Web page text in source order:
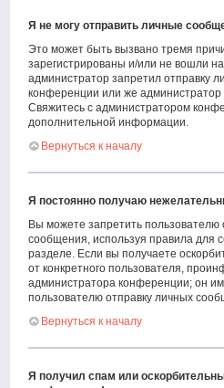
Я не могу отправить личные
Это может быть вызвано тремя
зарегистрированы и/или не вошли
администратор запретил отправку
конференции или же администратор
Свяжитесь с администратором
дополнительной информации.
Вернуться к началу
Я постоянно получаю
Вы можете запретить пользователю
сообщения, используя правила для
разделе. Если вы получаете
от конкретного пользователя,
администратора конференции; он
пользователю отправку личных
Вернуться к началу
Я получил спам или